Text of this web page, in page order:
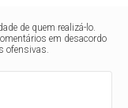
de quem realizá-lo.
em desacordo
ofensivas.